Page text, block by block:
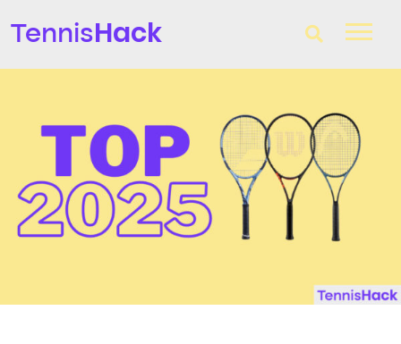
TennisHack
Raquetas de tenis
Zapatillas
Comparador
Blog